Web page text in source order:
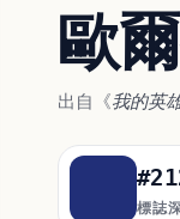
歐
出自《我的英
標誌